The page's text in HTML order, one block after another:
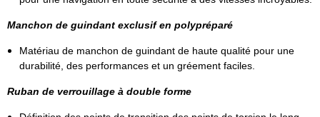
Manchon de guindant exclusif en polypréparé
Matériau de manchon de guindant de haute qualité pour une
durabilité, des performances et un gréement faciles.
Ruban de verrouillage à double forme